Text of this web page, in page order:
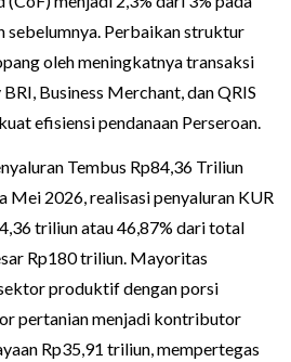
sebelumnya. Perbaikan struktur
oleh meningkatnya transaksi
Business Merchant, dan QRIS
efisiensi pendanaan Perseroan.
Tembus Rp84,36 Triliun
Mei 2026, realisasi penyaluran KUR
triliun atau 46,87% dari total
Rp180 triliun. Mayoritas
produktif dengan porsi
pertanian menjadi kontributor
Rp35,91 triliun, mempertegas